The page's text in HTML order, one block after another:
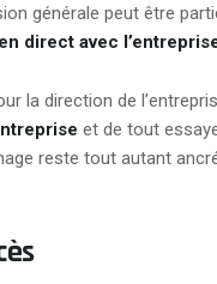
générale peut être
direct avec
la direction de
et de tout
reste tout autant